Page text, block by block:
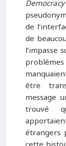
Democracy
de
de
l’impasse
être
message
trouvé
étrangers